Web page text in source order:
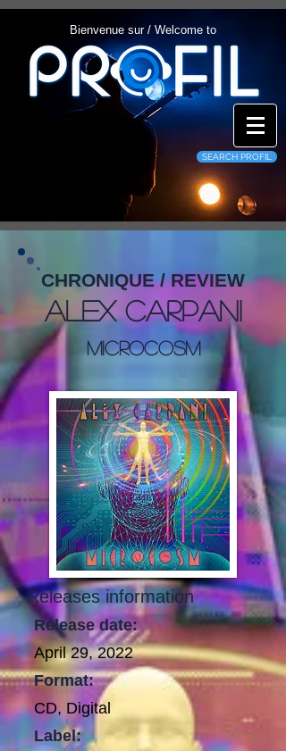
Bienvenue sur / Welcome to
SEARCH PROFIL
CHRONIQUE / REVIEW
Alex Carpani
Microcosm
Releases information
Release date:
April 29, 2022
Format:
CD, Digital
Label: